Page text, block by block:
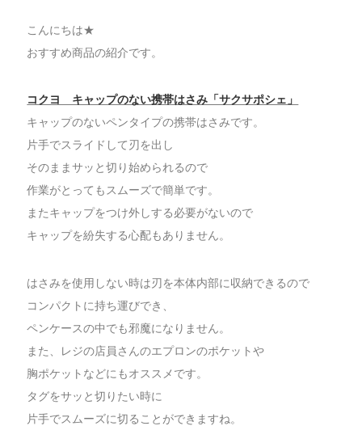
こんにちは★
おすすめ商品の紹介です。
コクヨ キャップのない携帯はさみ「サクサポシェ」
キャップのないペンタイプの携帯はさみです。
片手でスライドして刃を出し
そのままサッと切り始められるので
作業がとってもスムーズで簡単です。
またキャップをつけ外しする必要がないので
キャップを紛失する心配もありません。
はさみを使用しない時は刃を本体内部に収納できるので
コンパクトに持ち運びでき、
ペンケースの中でも邪魔になりません。
また、レジの店員さんのエプロンのポケットや
胸ポケットなどにもオススメです。
タグをサッと切りたい時に
片手でスムーズに切ることができますね。